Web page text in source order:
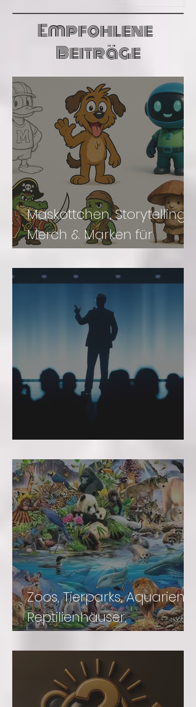
Storytelling zu einem Großen Ganzen, aus dem
viele neue Erlebnisse und Produkte für Ihr
Unternehmen wachsen können und lukratives
Merch. Diversifizieren Sie mit Maskottchen
Empfohlene
Beiträge
Maskottchen, Storytelling,
Merch & Marken für
Freizeit- Einrichtungen
Unsere Vorträge
Zoos, Tierparks, Aquarien,
Reptilienhäuser,
Naturkundemuseen,
Auffangstationen,
Schmetterlingsparks u.v.m.